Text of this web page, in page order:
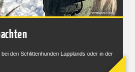
den Schlittenhunden Lapplands oder in der